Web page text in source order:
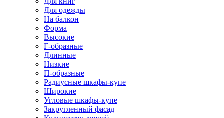
Для одежды
На балкон
Форма
Высокие
Г-образные
Длинные
Низкие
П-образные
Радиусные шкафы-купе
Широкие
Угловые шкафы-купе
Закругленный фасад